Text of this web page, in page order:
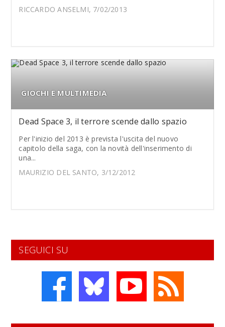
RICCARDO ANSELMI, 7/02/2013
GIOCHI E MULTIMEDIA
Dead Space 3, il terrore scende dallo spazio
Per l'inizio del 2013 è prevista l'uscita del nuovo
capitolo della saga, con la novità dell'inserimento di
una...
MAURIZIO DEL SANTO, 3/12/2012
SEGUICI SU